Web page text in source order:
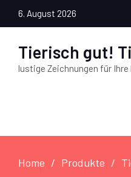
6. August 2026
Tierisch gut!
lustige Zeichnungen für
Home Produkte